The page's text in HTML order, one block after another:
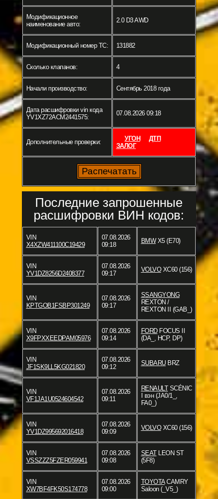
Модификационное
наименование авто:
2.0 D3 AWD
Модификационный номер ТС: 131882
Сколько клапанов: 4
Начали производство: Сентябрь 2018 года
Дата расшифровки vin кода
YV1XZ72ACM2441575:
07.08.2026 09:18
Дополнительные проверки: УГОН
ДТП
ЗАЛОГ
Последние запрошенные
расшифровки ВИН кодов:
VIN
X4XZW411100C19429
07.08.2026
09:18
BMWX5 (E70)
VIN
YV1DZ8256D2408377
07.08.2026
09:17
VOLVOXC60 (156)
VIN
KPTGOB1FSBP301249
07.08.2026
09:17
SSANGYONG
REXTON /
REXTON II (GAB_)
VIN
X9FPXXEEDPAM05976
07.08.2026
09:14
FORDFOCUS II
(DA_, HCP, DP)
VIN
JF1SK9LL5KG021820
07.08.2026
09:12
SUBARUBRZ
VIN
VF1JA1U0524604542
07.08.2026
09:11
RENAULTSCÉNIC
I вэн (JA0/1_,
FA0_)
VIN
YV1DZ995692016418
07.08.2026
09:09
VOLVOXC60 (156)
VIN
VSSZZZ5FZER059941
07.08.2026
09:08
SEATLEON ST
(5F8)
VIN
XW7BF4FK50S174778
07.08.2026
09:00
TOYOTACAMRY
Saloon (_V5_)